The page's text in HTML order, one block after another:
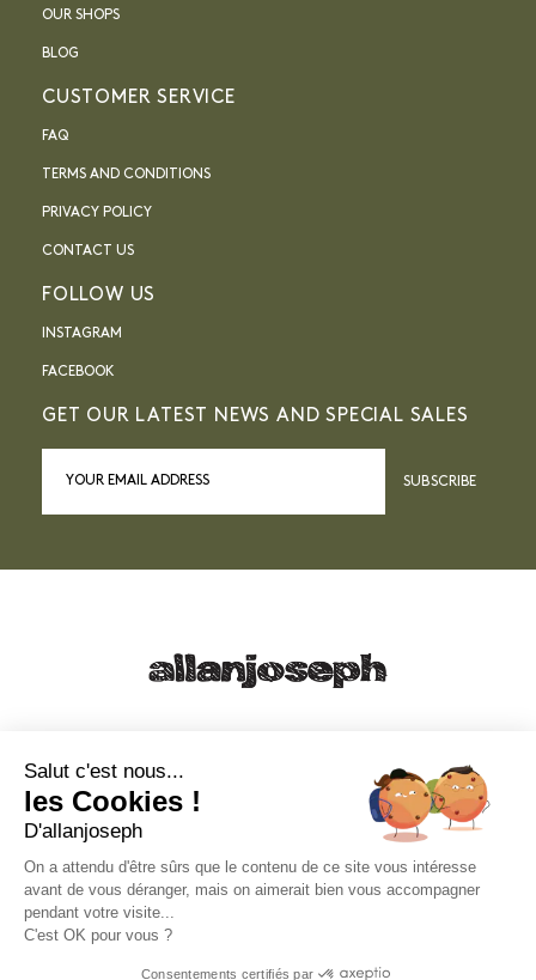
OUR SHOPS
BLOG
CUSTOMER SERVICE
FAQ
TERMS AND CONDITIONS
PRIVACY POLICY
CONTACT US
FOLLOW US
INSTAGRAM
FACEBOOK
GET OUR LATEST NEWS AND SPECIAL SALES
SUBSCRIBE
49, RUE FRANCIS DAVSO - 13001 MARSEILLE
eshop@allanjoseph.com
Salut c'est nous...
les Cookies !
D'allanjoseph
On a attendu d'être sûrs que le contenu de ce site vous intéresse
avant de vous déranger, mais on aimerait bien vous accompagner
pendant votre visite...
C'est OK pour vous ?
Consentements certifiés par